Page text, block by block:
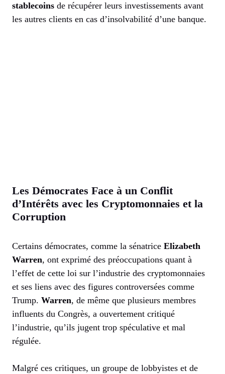
stablecoins de récupérer leurs investissements avant
les autres clients en cas d’insolvabilité d’une banque.
Les Démocrates Face à un Conflit
d’Intérêts avec les Cryptomonnaies et la
Corruption
Certains démocrates, comme la sénatrice Elizabeth
Warren, ont exprimé des préoccupations quant à
l’effet de cette loi sur l’industrie des cryptomonnaies
et ses liens avec des figures controversées comme
Trump. Warren, de même que plusieurs membres
influents du Congrès, a ouvertement critiqué
l’industrie, qu’ils jugent trop spéculative et mal
régulée.
Malgré ces critiques, un groupe de lobbyistes et de